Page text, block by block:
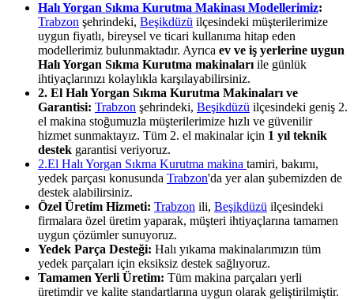
Halı Yorgan Sıkma Kurutma Makinası Modellerimiz:
Trabzon şehrindeki, Beşikdüzü ilçesindeki müşterilerimize
uygun fiyatlı, bireysel ve ticari kullanıma hitap eden
modellerimiz bulunmaktadır. Ayrıca ev ve iş yerlerine uygun
Halı Yorgan Sıkma Kurutma makinaları ile günlük
ihtiyaçlarınızı kolaylıkla karşılayabilirsiniz.
2. El Halı Yorgan Sıkma Kurutma Makinaları ve
Garantisi: Trabzon şehrindeki, Beşikdüzü ilçesindeki geniş 2.
el makina stoğumuzla müşterilerimize hızlı ve güvenilir
hizmet sunmaktayız. Tüm 2. el makinalar için 1 yıl teknik
destek garantisi veriyoruz.
2.El Halı Yorgan Sıkma Kurutma makina tamiri, bakımı,
yedek parçası konusunda Trabzon'da yer alan şubemizden de
destek alabilirsiniz.
Özel Üretim Hizmeti: Trabzon ili, Beşikdüzü ilçesindeki
firmalara özel üretim yaparak, müşteri ihtiyaçlarına tamamen
uygun çözümler sunuyoruz.
Yedek Parça Desteği: Halı yıkama makinalarımızın tüm
yedek parçaları için eksiksiz destek sağlıyoruz.
Tamamen Yerli Üretim: Tüm makina parçaları yerli
üretimdir ve kalite standartlarına uygun olarak geliştirilmiştir.